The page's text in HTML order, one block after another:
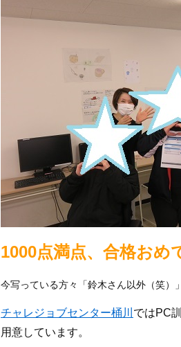
1000点満点、合格おめ
今写っている方々「鈴木さん以外（笑）
チャレジョブセンター桶川 ではPC
用意しています。